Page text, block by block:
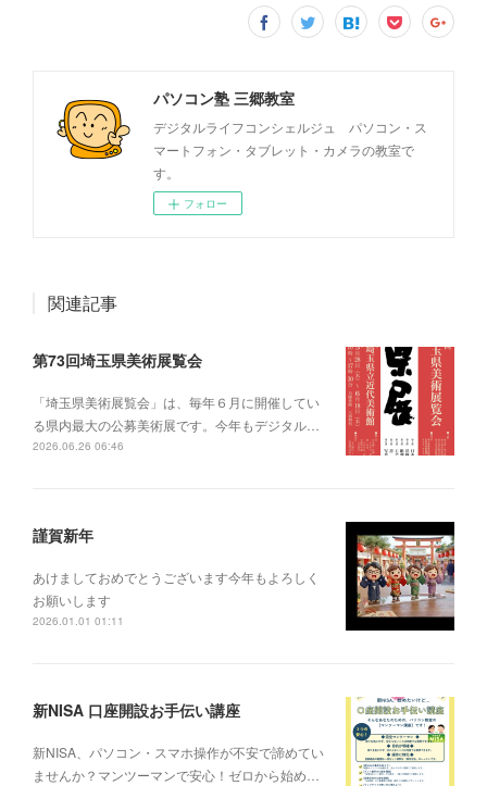
パソコン塾 三郷教室
デジタルライフコンシェルジュ パソコン・ス
マートフォン・タブレット・カメラの教室で
す。
フォロー
関連記事
第73回埼玉県美術展覧会
「埼玉県美術展覧会」は、毎年６月に開催してい
る県内最大の公募美術展です。今年もデジタル…
2026.06.26 06:46
謹賀新年
あけましておめでとうございます今年もよろしく
お願いします
2026.01.01 01:11
新NISA 口座開設お手伝い講座
新NISA、パソコン・スマホ操作が不安で諦めてい
ませんか？マンツーマンで安心！ゼロから始め…